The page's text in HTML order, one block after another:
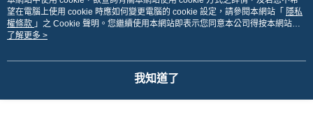
熱門標籤
望在電腦上使用 cookie 時應如何變更電腦的 cookie 設定，請參閱本網站「 隱私
權條款 」之 Cookie 聲明。您繼續使用本網站即表示您同意本公司得按本網站使
用條款之 Cookie 聲明使用 cookie。
了解更多 >
我知道了